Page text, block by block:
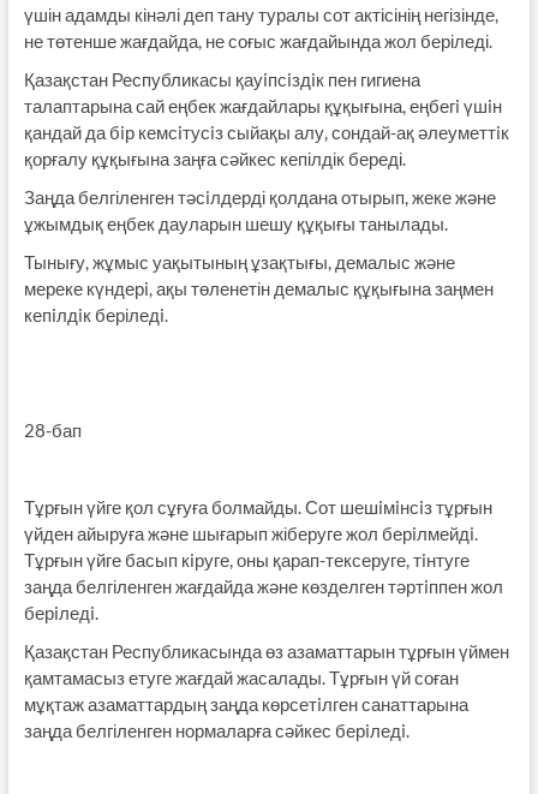
үшін адамды кінәлі деп тану туралы сот актісінің негізінде,
не төтенше жағдайда, не соғыс жағдайында жол беріледі.
Қазақстан Республикасы қауiпсiздiк пен гигиена
талаптарына сай еңбек жағдайлары құқығына, еңбегi үшiн
қандай да бiр кемсiтусiз сыйақы алу, сондай-ақ әлеуметтiк
қорғалу құқығына заңға сәйкес кепілдік береді.
Заңда белгіленген тәсiлдерді қолдана отырып, жеке және
ұжымдық еңбек дауларын шешу құқығы танылады.
Тынығу, жұмыс уақытының ұзақтығы, демалыс және
мереке күндерi, ақы төленетін демалыс құқығына заңмен
кепiлдiк беріледi.
28-бап
Тұрғын үйге қол сұғуға болмайды. Сот шешiмiнсiз тұрғын
үйден айыруға және шығарып жіберуге жол берiлмейдi.
Тұрғын үйге басып кiруге, оны қарап-тексеруге, тiнтуге
заңда белгіленген жағдайда және көзделген тәртiппен жол
берiледi.
Қазақстан Республикасында өз азаматтарын тұрғын үймен
қамтамасыз етуге жағдай жасалады. Тұрғын үй соған
мұқтаж азаматтардың заңда көрсетiлген санаттарына
заңда белгіленген нормаларға сәйкес берiледi.